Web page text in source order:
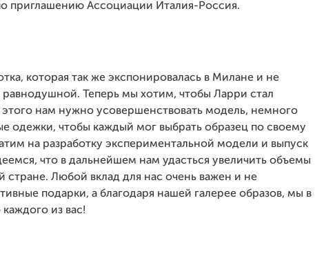
приглашению Ассоциации Италия-Россия.
которая так же экспонировалась в Милане и не
Теперь мы хотим, чтобы Ларри стал
нам нужно усовершенствовать модель, немного
одежки, чтобы каждый мог выбрать образец по своему
на разработку экспериментальной модели и выпуск
что в дальнейшем нам удасться увеличить объемы
стране. Любой вклад для нас очень важен и не
подарки, а благодаря нашей галерее образов, мы в
из вас!